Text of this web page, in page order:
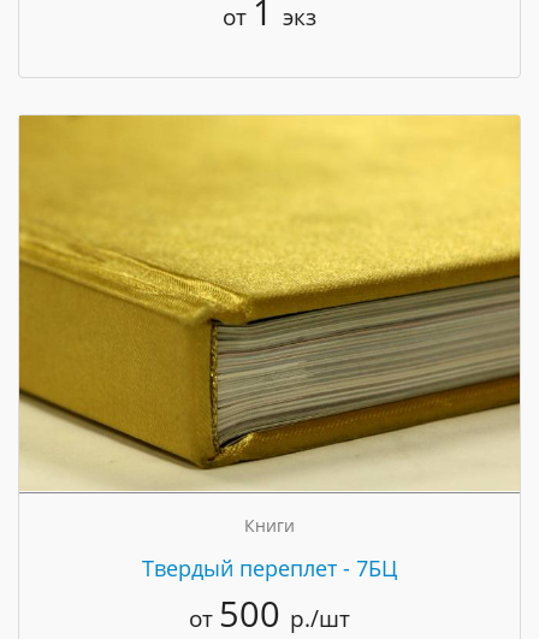
от 1 экз
Книги
Твердый переплет - 7БЦ
от 500 р./шт